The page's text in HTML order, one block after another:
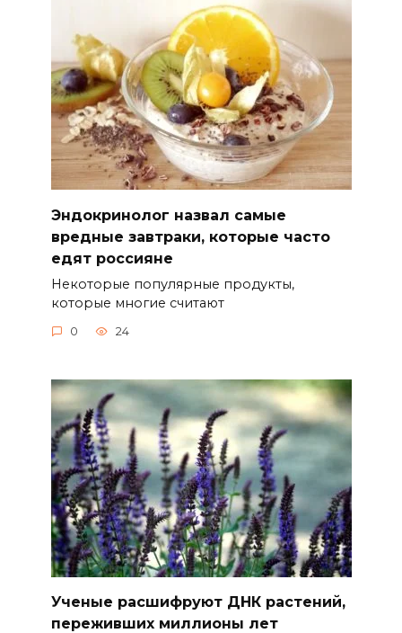
Эндокринолог назвал самые
вредные завтраки, которые часто
едят россияне
Некоторые популярные продукты,
которые многие считают
0 24
Ученые расшифруют ДНК растений,
переживших миллионы лет